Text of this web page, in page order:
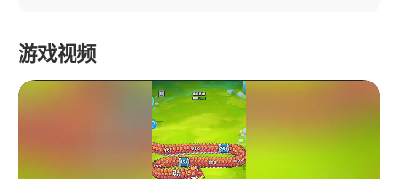
游戏视频